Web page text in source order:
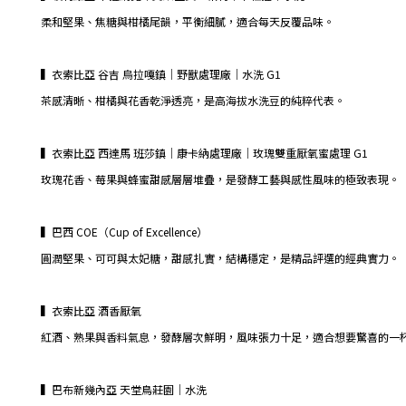
柔和堅果、焦糖與柑橘尾韻，平衡細膩，適合每天反覆品味。
▍衣索比亞 谷吉 烏拉嘎鎮｜野獸處理廠｜水洗 G1
茶感清晰、柑橘與花香乾淨透亮，是高海拔水洗豆的純粹代表。
▍衣索比亞 西達馬 班莎鎮｜康卡納處理廠｜玫瑰雙重厭氧蜜處理 G1
玫瑰花香、莓果與蜂蜜甜感層層堆疊，是發酵工藝與感性風味的極致表現。
▍巴西 COE（Cup of Excellence）
圓潤堅果、可可與太妃糖，甜感扎實，結構穩定，是精品評選的經典實力。
▍衣索比亞 酒香厭氧
紅酒、熟果與香料氣息，發酵層次鮮明，風味張力十足，適合想要驚喜的一
▍巴布新幾內亞 天堂鳥莊園｜水洗